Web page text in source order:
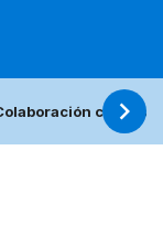
con los